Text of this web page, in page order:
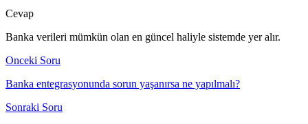
Cevap
Banka verileri mümkün olan en güncel haliyle sistemde yer alır.
Onceki Soru
Banka entegrasyonunda sorun yaşanırsa ne yapılmalı?
Sonraki Soru